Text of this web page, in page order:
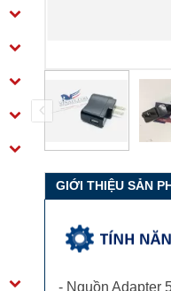
GIỚI THIỆU SẢN
- Nguồn Adapter